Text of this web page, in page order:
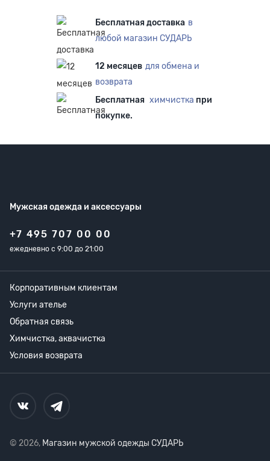
Бесплатная доставка в
любой магазин СУДАРЬ
12 месяцев для обмена и
возврата
Бесплатная химчистка при
покупке.
Мужская одежда и аксессуары
+7 495 707 00 00
ежедневно с 9:00 до 21:00
Корпоративным клиентам
Услуги ателье
Обратная связь
Химчистка, аквачистка
Условия возврата
© 2026, Магазин мужской одежды СУДАРЬ